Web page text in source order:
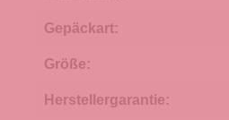
Gepäckart:
Größe:
Herstellergarantie: